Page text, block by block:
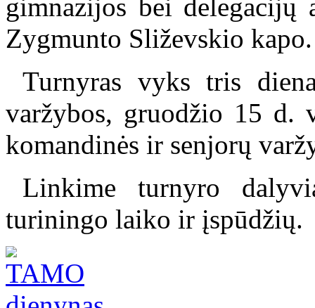
gimnazijos bei delegacijų
Zygmunto Sliževskio kapo.
Turnyras vyks tris
varžybos, gruodžio 15 d.
komandinės ir senjorų
Linkime turnyro
turiningo laiko ir įspūdžių.